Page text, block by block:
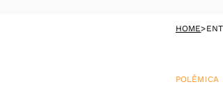
HOME>
POLÊMICA